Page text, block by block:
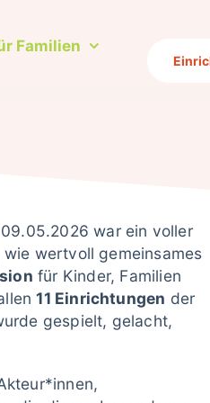
Familien
Familien
war ein voller
wertvoll gemeinsames
für Kinder, Familien
11 Einrichtungen der
gespielt, gelacht,